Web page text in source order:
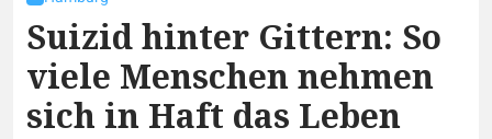
Suizid hinter Gittern: So
viele Menschen nehmen
sich in Haft das Leben